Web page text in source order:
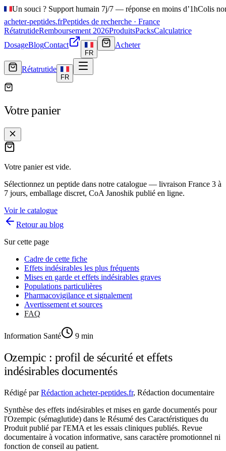
Un souci ? Support humain 7j/7 — réponse en moins d’1hColis
acheter-peptides.frPeptides de recherche · France
RétatrutideRemboursement 2026ProduitsPacksCalculatrice
DosageBlogContact
FR
Acheter
Rétatrutide
FR
Votre panier
Votre panier est vide.
Sélectionnez un peptide dans notre catalogue — livraison France 3 à
7 jours, emballage discret, CoA Janoshik publié en ligne.
Voir le catalogue
Retour au blog
Sur cette page
Cadre de cette fiche
Effets indésirables les plus fréquents
Mises en garde et effets indésirables graves
Populations particulières
Pharmacovigilance et signalement
Avertissement et sources
FAQ
Information Santé 9 min
Ozempic : profil de sécurité et effets
indésirables documentés
Rédigé par Rédaction acheter-peptides.fr, Rédaction documentaire
Synthèse des effets indésirables et mises en garde documentés pour
l'Ozempic (sémaglutide) dans le Résumé des Caractéristiques du
Produit publié par l'EMA et les essais cliniques publiés. Revue
documentaire à vocation informative, sans caractère promotionnel ni
fonction de conseil au patient.